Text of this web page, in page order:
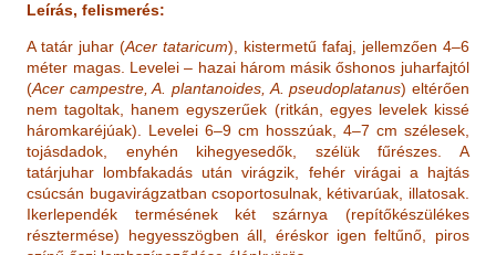
Leírás, felismerés:
A tatár juhar (Acer tataricum), kistermetű fafaj, jellemzően 4–6
méter magas. Levelei – hazai három másik őshonos juharfajtól
(Acer campestre, A. plantanoides, A. pseudoplatanus) eltérően
nem tagoltak, hanem egyszerűek (ritkán, egyes levelek kissé
háromkaréjúak). Levelei 6–9 cm hosszúak, 4–7 cm szélesek,
tojásdadok, enyhén kihegyesedők, szélük fűrészes. A
tatárjuhar lombfakadás után virágzik, fehér virágai a hajtás
csúcsán bugavirágzatban csoportosulnak, kétivarúak, illatosak.
Ikerlependék termésének két szárnya (repítőkészülékes
résztermése) hegyesszögben áll, éréskor igen feltűnő, piros